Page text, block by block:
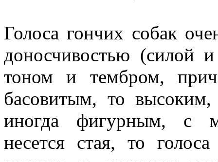
Голоса гончих собак
доносчивостью (силой
тоном и тембром,
басовитым, то
иногда фигурным, с
несется стая, то